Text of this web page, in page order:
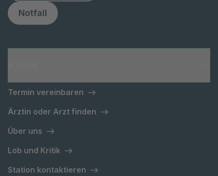
Notfall
Termin vereinbaren
Ärztin oder Arzt finden
Über uns
Lob und Kritik
Station kontaktieren